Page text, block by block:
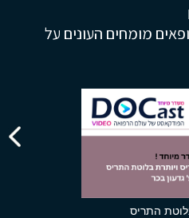
מומחים העונים על
התריס